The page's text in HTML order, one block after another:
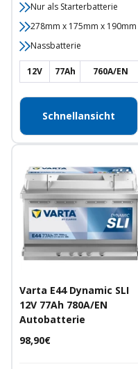
Nur als Starterbatterie
278mm x 175mm x 190mm
Nassbatterie
12V 77Ah 760A/EN
Schnellansicht
Varta E44 Dynamic SLI
12V 77Ah 780A/EN
Autobatterie
Angebotspreis
98,90€